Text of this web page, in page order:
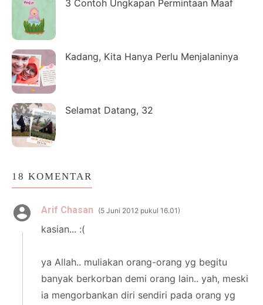
3 Contoh Ungkapan Permintaan Maaf
Kadang, Kita Hanya Perlu Menjalaninya
Selamat Datang, 32
18 KOMENTAR
Arif Chasan 5 Juni 2012 pukul 16.01
kasian... :(
ya Allah.. muliakan orang-orang yg begitu
banyak berkorban demi orang lain.. yah, meski
ia mengorbankan diri sendiri pada orang yg